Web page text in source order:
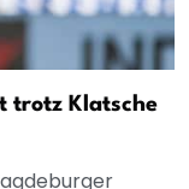
trotz Klatsche